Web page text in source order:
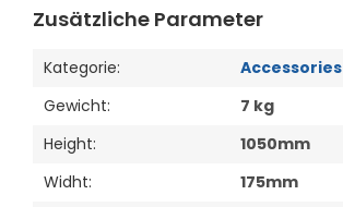
Zusätzliche Parameter
Kategorie:
Accessories
Gewicht:
7 kg
Height:
1050mm
Widht:
175mm